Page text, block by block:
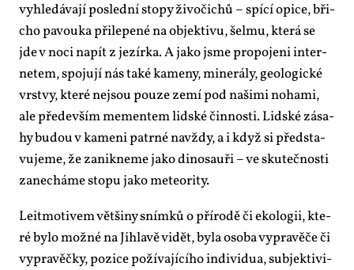
vy­hle­dá­va­jí po­sled­ní sto­py ži­vo­či­chů – spí­cí opi­ce, bři­
cho pa­vou­ka při­le­pe­né na ob­jek­ti­vu, šel­mu, kte­rá se
jde v no­ci na­pít z je­zír­ka. A ja­ko jsme pro­po­je­ni in­ter­
ne­tem, spo­ju­jí nás ta­ké ka­me­ny, mi­ne­rá­ly, ge­o­lo­gic­ké
vrst­vy, kte­ré nejsou pou­ze ze­mí pod na­ši­mi no­ha­mi,
ale pře­de­vším me­men­tem lid­ské čin­nos­ti. Lid­ské zá­sa­
hy bu­dou v ka­me­ni pa­tr­né na­vždy, a i když si před­sta­
vu­je­me, že za­nik­ne­me ja­ko di­no­sau­ři – ve sku­teč­nos­ti
za­ne­chá­me sto­pu ja­ko me­te­o­ri­ty.
Leit­mo­ti­vem vět­ši­ny sním­ků o pří­ro­dě či eko­lo­gii, kte­
ré by­lo mož­né na Jih­la­vě vi­dět, by­la oso­ba vy­pra­vě­če či
vy­pra­věč­ky, po­zi­ce po­ží­va­jí­cí­ho in­di­vi­dua, sub­jek­ti­vi­